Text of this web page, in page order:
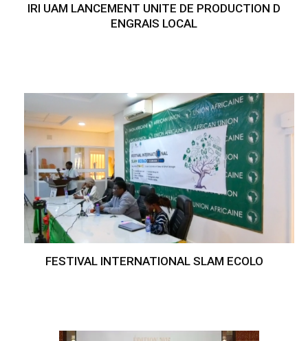
IRI UAM LANCEMENT UNITE DE PRODUCTION D
ENGRAIS LOCAL
FESTIVAL INTERNATIONAL SLAM ECOLO